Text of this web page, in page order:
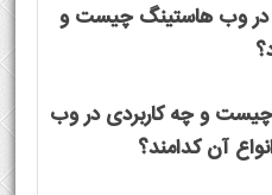
اصطلاح WAF در وب هاستینگ چیست و
اصطلاح SSL چیست و چه کاربردی در وب
آن کدامند؟